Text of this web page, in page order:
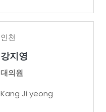
인천
강지영
대의원
Kang Ji yeong